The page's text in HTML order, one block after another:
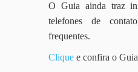
O Guia ainda traz
telefones de
frequentes.
Clique e confira o